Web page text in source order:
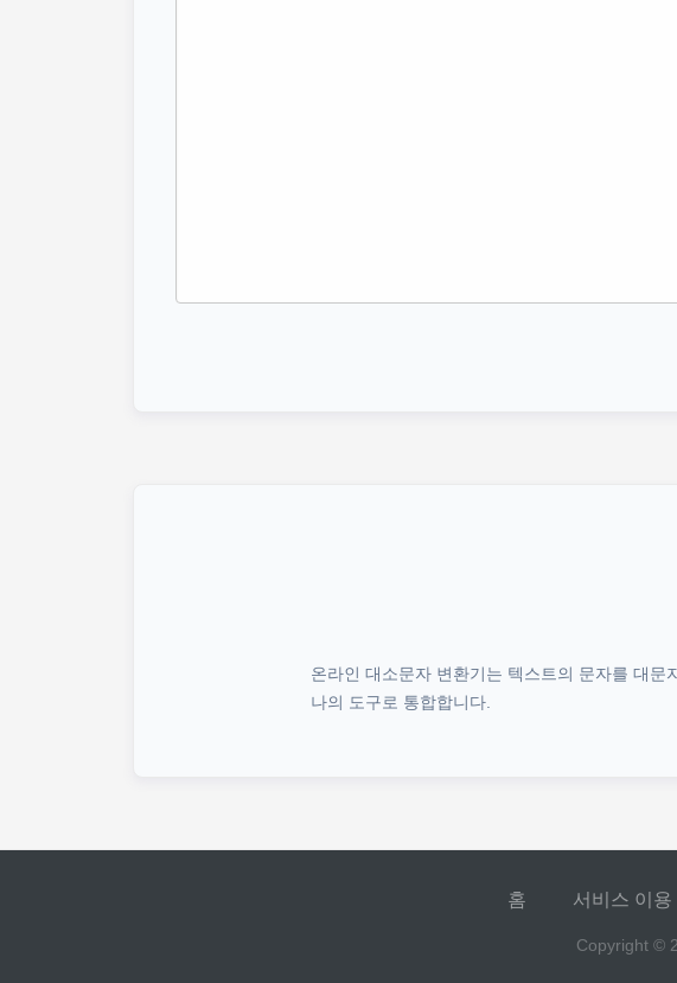
온라인 대소문자 변환기는 텍스트의 문자를 대
나의 도구로 통합합니다.
홈 서비스 이용
Copyright ©